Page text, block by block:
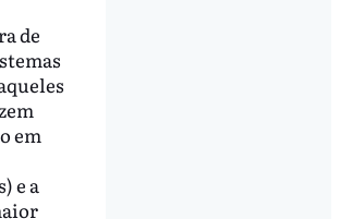
de
em
e a